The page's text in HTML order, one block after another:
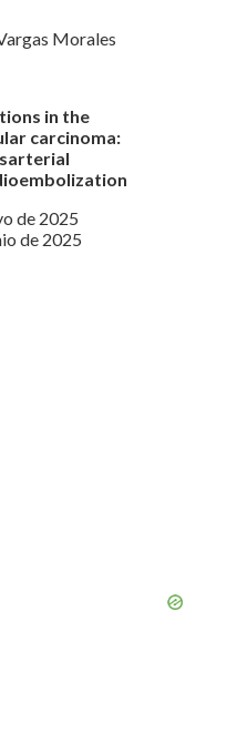
Morales
in the
carcinoma:
de 2025
de 2025